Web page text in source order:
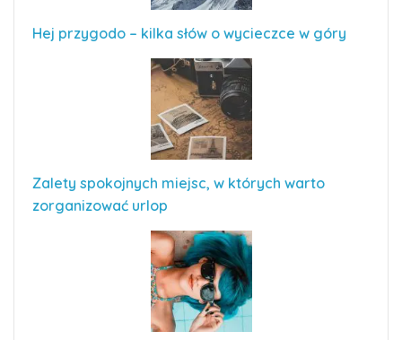
Hej przygodo – kilka słów o wycieczce w góry
Zalety spokojnych miejsc, w których warto
zorganizować urlop